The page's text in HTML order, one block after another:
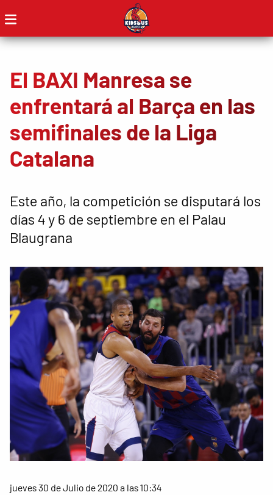
El BAXI Manresa se
enfrentará al Barça en las
semifinales de la Liga
Catalana
Este año, la competición se disputará los
días 4 y 6 de septiembre en el Palau
Blaugrana
jueves 30 de Julio de 2020 a las 10:34